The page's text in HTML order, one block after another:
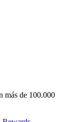
más de 100.000